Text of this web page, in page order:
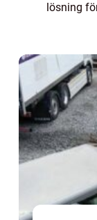
lösning